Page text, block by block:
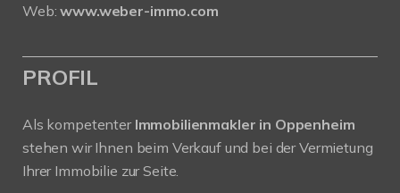
Web:www.weber-immo.com
PROFIL
Als kompetenter Immobilienmakler in Oppenheim
stehen wir Ihnen beim Verkauf und bei der Vermietung
Ihrer Immobilie zur Seite.